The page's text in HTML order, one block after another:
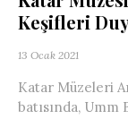
Keşifleri
13 Ocak 2021
Katar Müzeleri
batısında, Umm